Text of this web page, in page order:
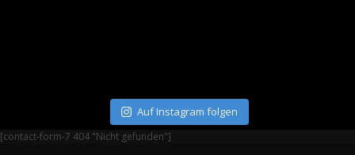
Auf Instagram folgen
[contact-form-7 404 "Nicht gefunden"]